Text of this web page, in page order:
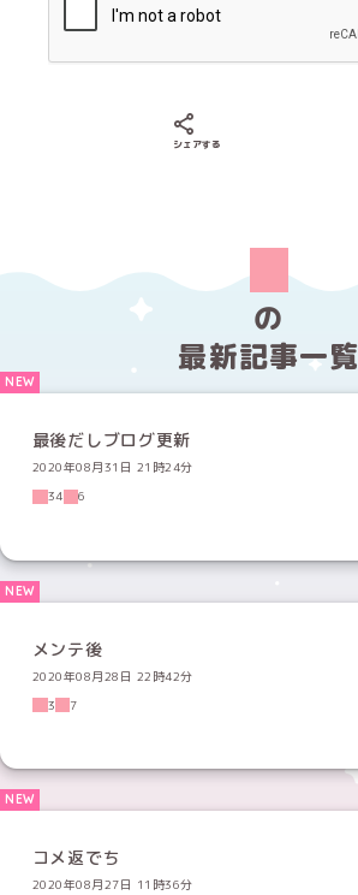
シェアする
の
最新記事一覧
最後だしブログ更新
2020年08月31日 21時24分
34
6
メンテ後
2020年08月28日 22時42分
3
7
コメ返でち
2020年08月27日 11時36分